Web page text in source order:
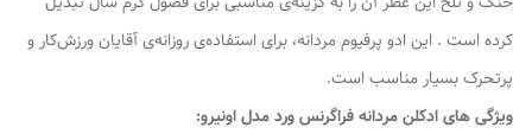
کرده است . این ادو پرفیوم مردانه، برای استفاده‌ی روزانه‌ی آقایان ورزش‌کار و
پرتحرک بسیار مناسب است.
ویژگی های ادکلن مردانه فراگرنس ورد مدل اونیرو: